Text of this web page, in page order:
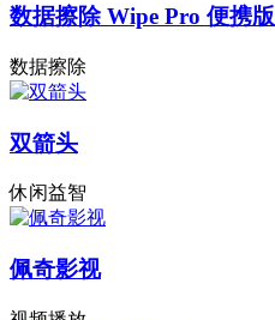
数据擦除 Wipe Pro 便携版
数据擦除
双箭头
休闲益智
佩奇影视